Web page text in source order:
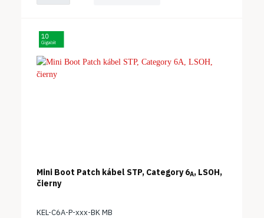
Mini Boot Patch kábel STP, Category 6A, LSOH,
čierny
KEL-C6A-P-xxx-BK MB